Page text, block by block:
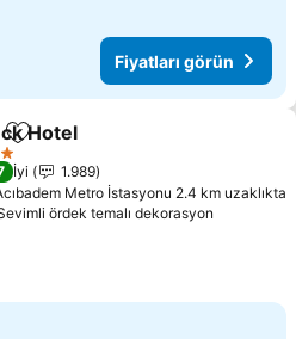
Fiyatları görün
Favorilerime ekle
Hotel
İyi
1.989
Metro İstasyonu 2.4 km uzaklıkta
ördek temalı dekorasyon